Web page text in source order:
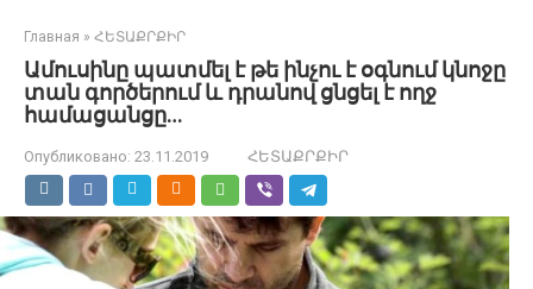
Главная » ՀԵՏԱՔՐՔԻՐ
Ամուսինը պատմել է թե ինչու է օգնում կնոջը
տան գործերում և դրանով ցնցել է ողջ
համացանցը…
Опубликовано: 23.11.2019 ՀԵՏԱՔՐՔԻՐ